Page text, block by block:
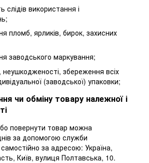
слідів використання і
пломб, ярликів, бирок, захисних
заводського маркування;
неушкодженості, збереження всіх
(заводської) упаковки;
чи обміну товару належної і
повернути товар можна
за допомогою служби
за адресою: Україна,
Київ, вулиця Полтавська, 10.